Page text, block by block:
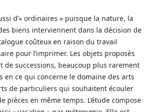
d’« ordinaires » puisque la nature, la
biens interviennent dans la décision de
coûteux en raison du travail
pour l’imprimer. Les objets proposés
de successions, beaucoup plus rarement
en ce qui concerne le domaine des arts
de particuliers qui souhaitent écouler
pièces en même temps. L’étude compose